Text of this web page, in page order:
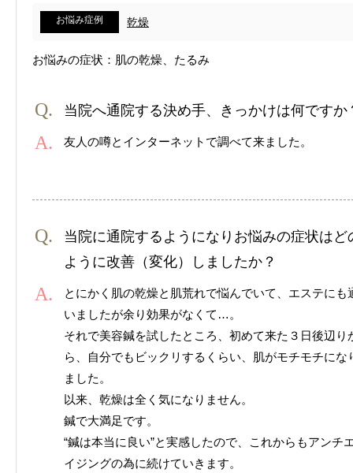
お悩み症例 乾燥
お悩みの症状：肌の乾燥、たるみ
当院へ通院する決め手、きっかけは何ですか
友人の噂とインターネットで調べて来ました。
当院に通院するようになりお悩みの症状はど
ように改善（変化）しましたか？
とにかく肌の乾燥と肌荒れで悩んでいて、エステにも
いましたが余り効果がなくて…。
それで美容鍼を試したところ、初めて来た３日後辺り
ら、自分でもビックリするくらい、肌がモチモチにな
ました。
以来、乾燥は全く気になりません。
鍼で大満足です。
“鍼は本当に良い”と実感したので、これからもアンチ
イジングの為に続けていきます。